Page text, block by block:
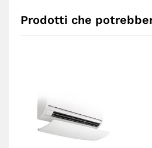
Prodotti che